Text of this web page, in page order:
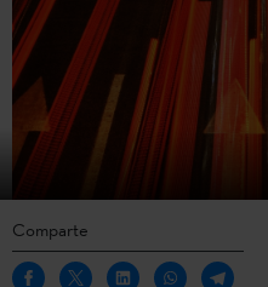
Comparte